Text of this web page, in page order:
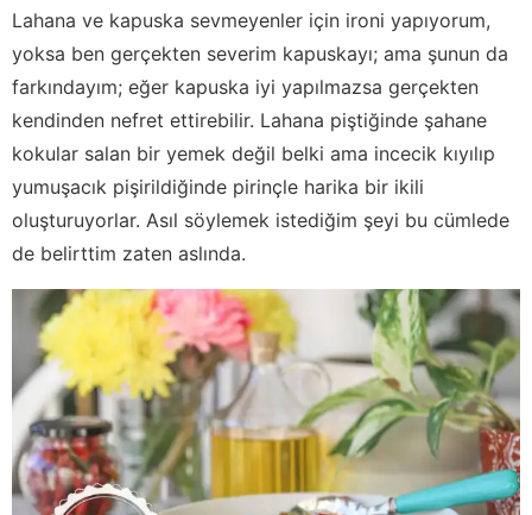
Lahana ve kapuska sevmeyenler için ironi yapıyorum,
yoksa ben gerçekten severim kapuskayı; ama şunun da
farkındayım; eğer kapuska iyi yapılmazsa gerçekten
kendinden nefret ettirebilir. Lahana piştiğinde şahane
kokular salan bir yemek değil belki ama incecik kıyılıp
yumuşacık pişirildiğinde pirinçle harika bir ikili
oluşturuyorlar. Asıl söylemek istediğim şeyi bu cümlede
de belirttim zaten aslında.